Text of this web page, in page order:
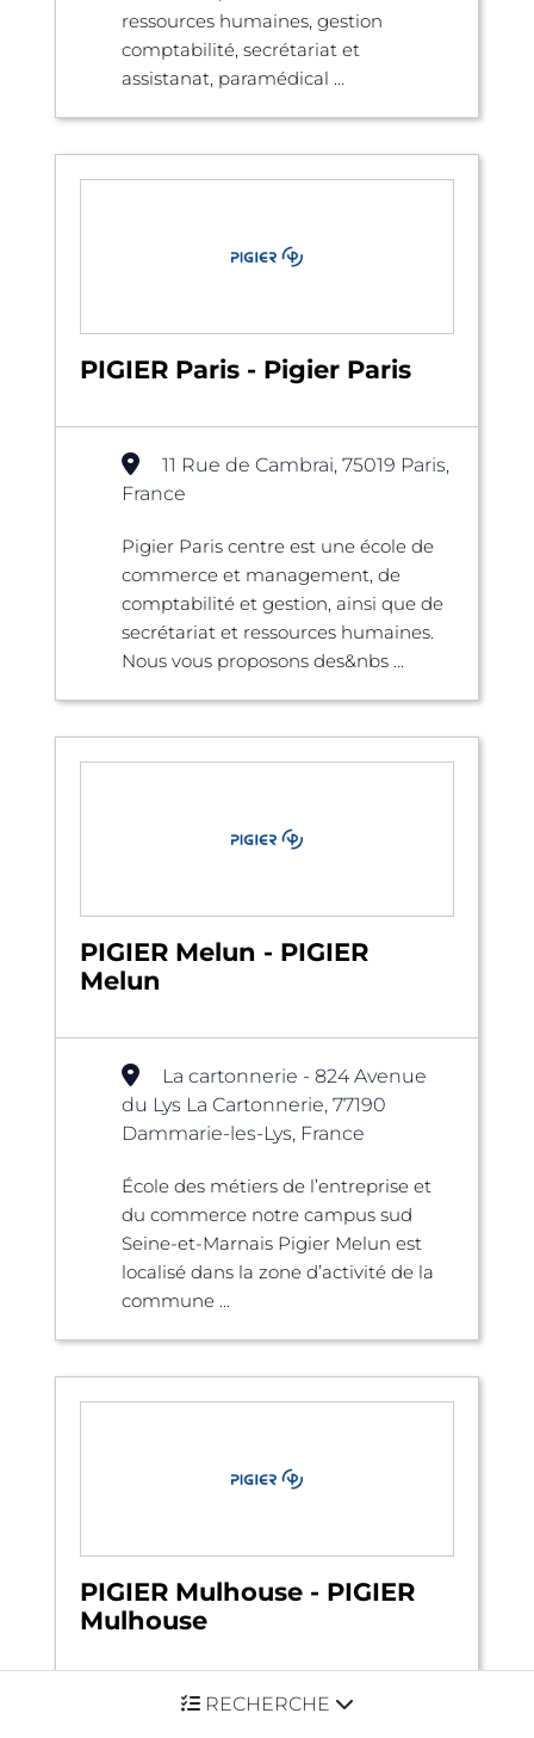
RECHERCHE
ressources humaines, gestion
comptabilité, secrétariat et
assistanat, paramédical ...
PIGIER Paris - Pigier Paris
11 Rue de Cambrai, 75019 Paris,
France
Pigier Paris centre est une école de
commerce et management, de
comptabilité et gestion, ainsi que de
secrétariat et ressources humaines.
Nous vous proposons des&nbs ...
PIGIER Melun - PIGIER
Melun
La cartonnerie - 824 Avenue
du Lys La Cartonnerie, 77190
Dammarie-les-Lys, France
École des métiers de l’entreprise et
du commerce notre campus sud
Seine-et-Marnais Pigier Melun est
localisé dans la zone d’activité de la
commune ...
PIGIER Mulhouse - PIGIER
Mulhouse
19 Allée Gluck, 68200